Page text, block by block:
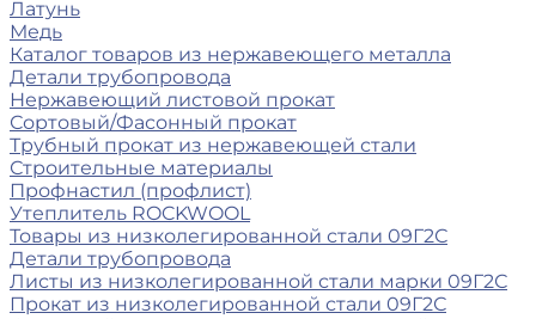
Латунь
Медь
Каталог товаров из нержавеющего металла
Детали трубопровода
Нержавеющий листовой прокат
Сортовый/Фасонный прокат
Трубный прокат из нержавеющей стали
Строительные материалы
Профнастил (профлист)
Утеплитель ROCKWOOL
Товары из низколегированной стали 09Г2С
Детали трубопровода
Листы из низколегированной стали марки 09Г2С
Прокат из низколегированной стали 09Г2С